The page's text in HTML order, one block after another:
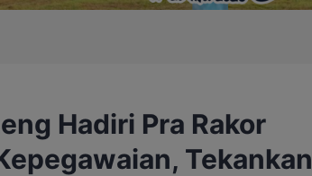
Hadiri Pra Rakor
Tekankan